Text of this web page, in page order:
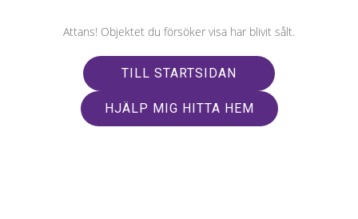
Attans! Objektet du försöker visa har blivit sålt.
TILL STARTSIDAN
HJÄLP MIG HITTA HEM